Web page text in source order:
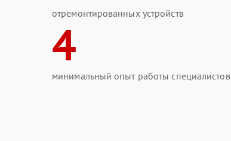
отремонтированных устройств
4
минимальный опыт работы специалистов